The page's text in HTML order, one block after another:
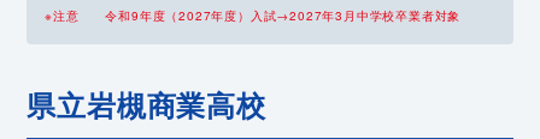
※注意 令和9年度（2027年度）入試→2027年3月中学校卒業者対象
県立岩槻商業高校